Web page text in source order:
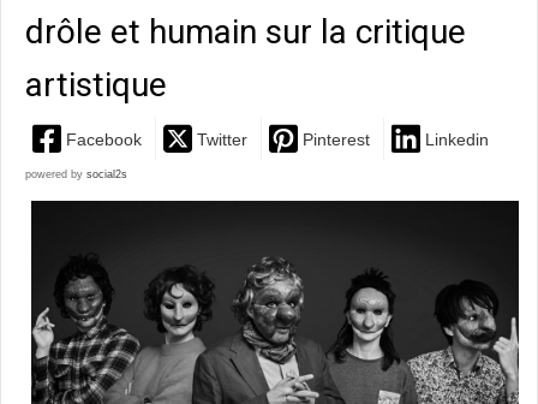
drôle et humain sur la critique
artistique
Facebook Twitter Pinterest Linkedin
powered by social2s